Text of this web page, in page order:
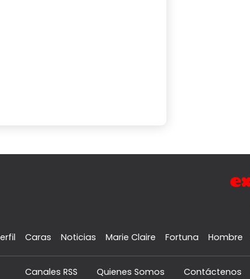
Caras Noticias Marie Claire Fortuna Hombre
Canales RSS Quienes Somos Contáctenos